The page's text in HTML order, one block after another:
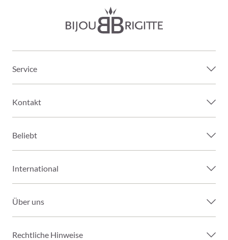
Service
Kontakt
Beliebt
International
Über uns
Rechtliche Hinweise